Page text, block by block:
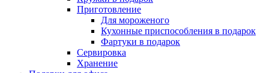
Приготовление
Для мороженого
Кухонные приспособления в подарок
Фартуки в подарок
Сервировка
Хранение